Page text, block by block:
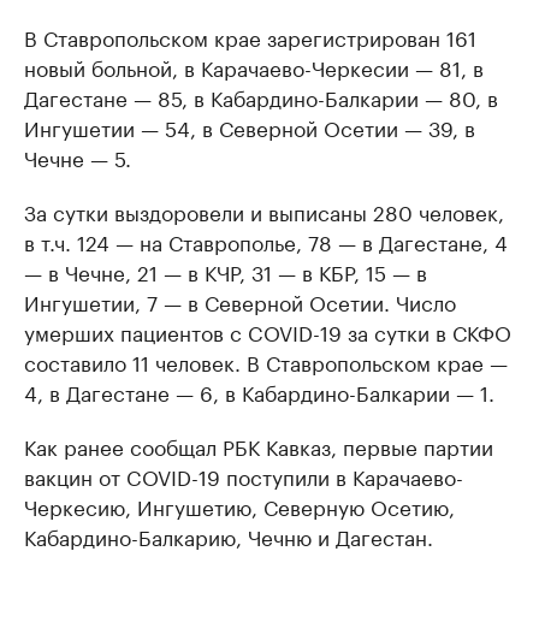
В Ставропольском крае зарегистрирован 161
новый больной, в Карачаево-Черкесии — 81, в
Дагестане — 85, в Кабардино-Балкарии — 80, в
Ингушетии — 54, в Северной Осетии — 39, в
Чечне — 5.
За сутки выздоровели и выписаны 280 человек,
в т.ч. 124 — на Ставрополье, 78 — в Дагестане, 4
— в Чечне, 21 — в КЧР, 31 — в КБР, 15 — в
Ингушетии, 7 — в Северной Осетии. Число
умерших пациентов с COVID-19 за сутки в СКФО
составило 11 человек. В Ставропольском крае —
4, в Дагестане — 6, в Кабардино-Балкарии — 1.
Как ранее сообщал РБК Кавказ, первые партии
вакцин от COVID-19 поступили в Карачаево-
Черкесию, Ингушетию, Северную Осетию,
Кабардино-Балкарию, Чечню и Дагестан.